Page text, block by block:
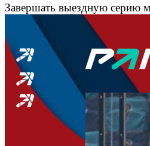
Завершать выездную серию